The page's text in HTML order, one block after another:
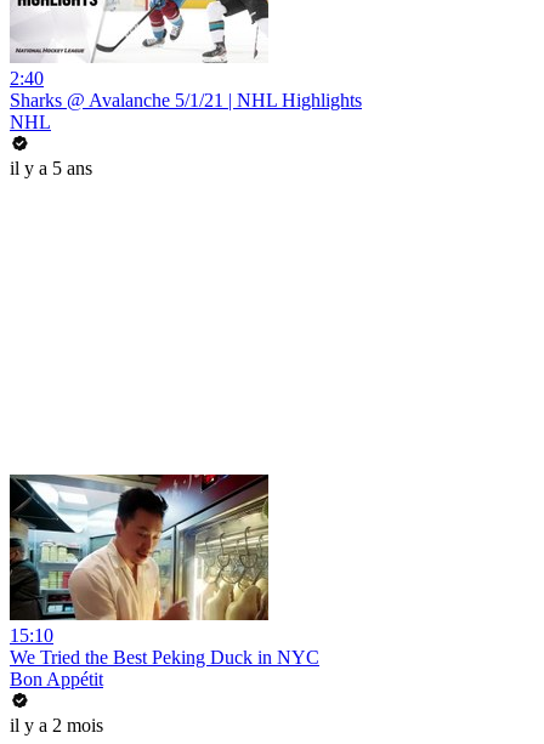
2:40
Sharks @ Avalanche 5/1/21 | NHL Highlights
NHL
il y a 5 ans
15:10
We Tried the Best Peking Duck in NYC
Bon Appétit
il y a 2 mois